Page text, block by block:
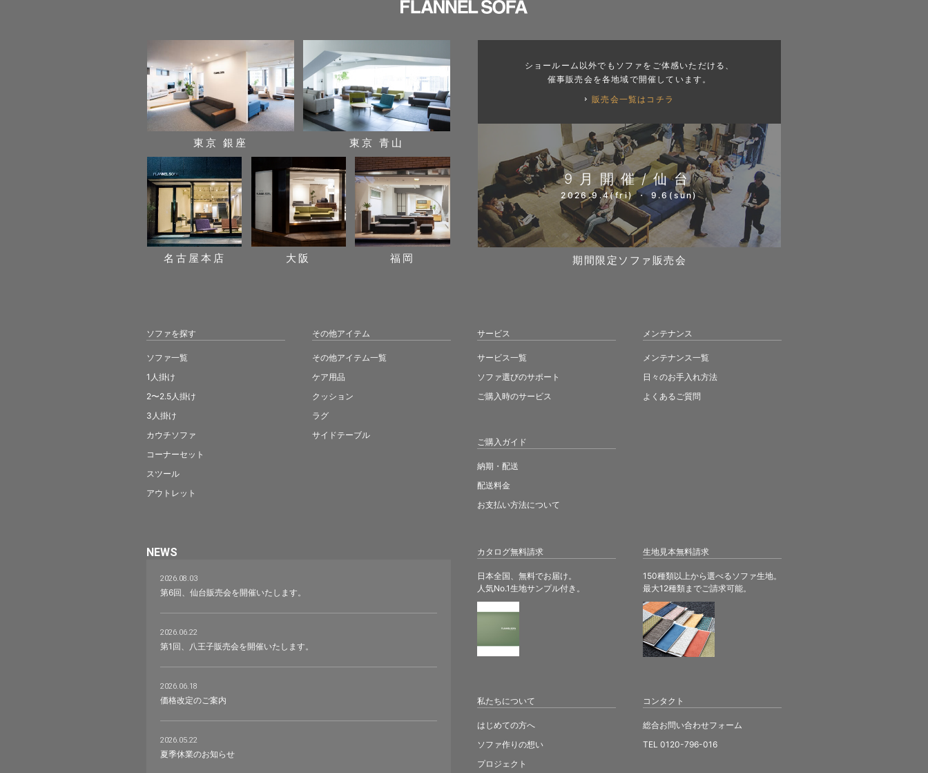
カタログ無料請求
日本全国、無料でお届け。
人気No.1生地サンプル付き。
生地見本無料請求
150種類以上から選べるソファ生地。
最大12種類までご請求可能。
東京 銀座 東京 青山
名古屋本店 大阪 福岡
ショールーム以外でもソファをご体感いただける、
催事販売会を各地域で開催しています。
販売会一覧はコチラ
9月開催/仙台
2026.9.4(fri) ・ 9.6(sun)
期間限定ソファ販売会
ソファを探す
ソファ一覧
1人掛け
2〜2.5人掛け
3人掛け
カウチソファ
コーナーセット
スツール
アウトレット
その他アイテム
その他アイテム一覧
ケア用品
クッション
ラグ
サイドテーブル
サービス
サービス一覧
ソファ選びのサポート
ご購入時のサービス
ご購入ガイド
納期・配送
配送料金
お支払い方法について
メンテナンス
メンテナンス一覧
日々のお手入れ方法
よくあるご質問
NEWS
2026.08.03
第6回、仙台販売会を開催いたします。
2026.06.22
第1回、八王子販売会を開催いたします。
2026.06.18
価格改定のご案内
2026.05.22
夏季休業のお知らせ
私たちについて
はじめての方へ
ソファ作りの想い
プロジェクト
コンタクト
総合お問い合わせフォーム
TEL 0120-796-016